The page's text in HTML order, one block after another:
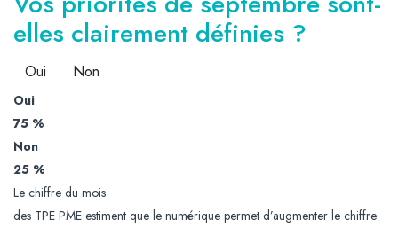
elles clairement définies ?
Oui Non
Oui
75 %
Non
25 %
Le chiffre du mois
des TPE PME estiment que le numérique permet d’augmenter le chiffre